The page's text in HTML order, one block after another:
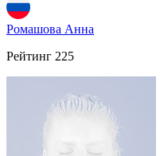
Ромашова Анна
Рейтинг 225